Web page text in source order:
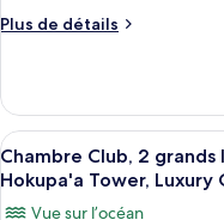
Accessible,
Luxe,
lits,
balcon
(Mobility
Accessible,
Plus de détails
Plus
le
type
de
chambre
Chambre
Afficher
toutes
6
Chambre Club, 2 grands
Hokupa'a Tower, Luxury
Vue sur l’océan